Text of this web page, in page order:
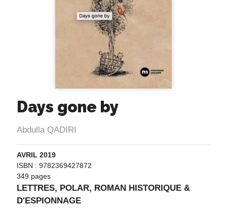
Days gone by
Abdulla QADIRI
AVRIL 2019
ISBN : 9782369427872
349 pages
LETTRES, POLAR, ROMAN HISTORIQUE &
D'ESPIONNAGE